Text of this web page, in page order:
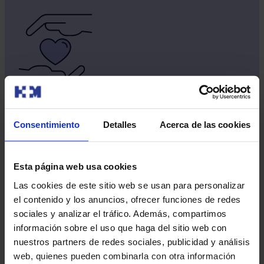
Consentimiento Detalles Acerca de las cookies
Esta página web usa cookies
Las cookies de este sitio web se usan para personalizar
el contenido y los anuncios, ofrecer funciones de redes
sociales y analizar el tráfico. Además, compartimos
información sobre el uso que haga del sitio web con
nuestros partners de redes sociales, publicidad y análisis
web, quienes pueden combinarla con otra información
Estancias formativas en CINAC
a especialistas (nacionales e internacionales),
nuestros programas y a formar parte de un equipo
comprometido con la excelencia.
Saber más